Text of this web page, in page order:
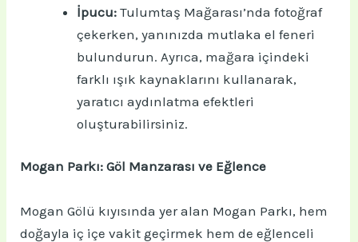
İpucu: Tulumtaş Mağarası’nda fotoğraf
çekerken, yanınızda mutlaka el feneri
bulundurun. Ayrıca, mağara içindeki
farklı ışık kaynaklarını kullanarak,
yaratıcı aydınlatma efektleri
oluşturabilirsiniz.
Mogan Parkı: Göl Manzarası ve Eğlence
Mogan Gölü kıyısında yer alan Mogan Parkı, hem
doğayla iç içe vakit geçirmek hem de eğlenceli